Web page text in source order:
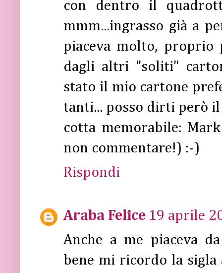
con dentro il
mmm...ingrasso già a
piaceva molto, proprio
dagli altri "soliti"
stato il mio cartone
tanti... posso dirti però
cotta memorabile:
non commentare!) :-)
Rispondi
Araba Felice 19 aprile
Anche a me piaceva
bene mi ricordo la